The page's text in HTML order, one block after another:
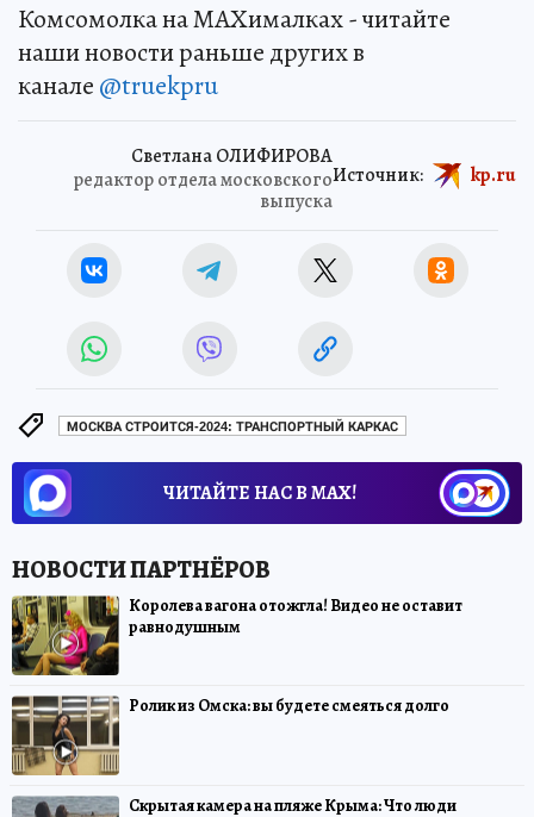
Комсомолка на MAXималках - читайте
наши новости раньше других в
канале @truekpru
Светлана ОЛИФИРОВА
редактор отдела московского
выпуска
Источник: kp.ru
МОСКВА СТРОИТСЯ-2024: ТРАНСПОРТНЫЙ КАРКАС
ЧИТАЙТЕ НАС В МАХ!
Королева вагона отожгла! Видео не оставит
равнодушным
Ролик из Омска: вы будете смеяться долго
Скрытая камера на пляже Крыма: Что люди